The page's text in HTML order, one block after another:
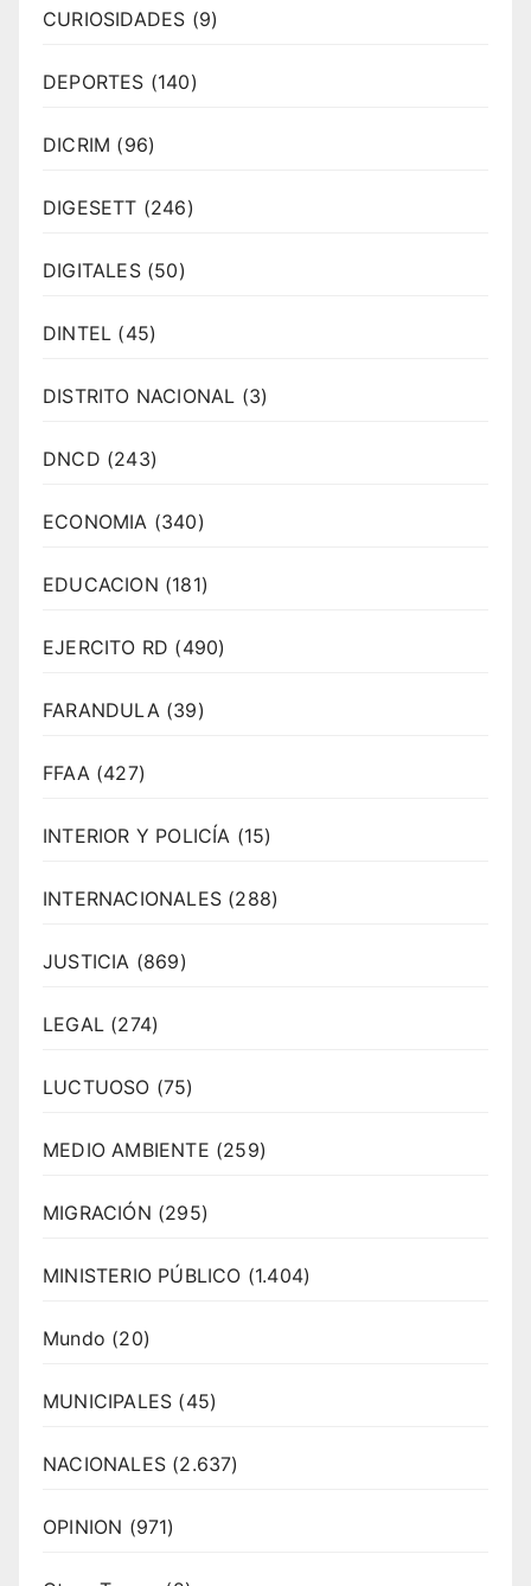
CURIOSIDADES (9)
DEPORTES (140)
DICRIM (96)
DIGESETT (246)
DIGITALES(50)
DINTEL (45)
DISTRITO NACIONAL (3)
DNCD (243)
ECONOMIA (340)
EDUCACION (181)
EJERCITO RD (490)
FARANDULA (39)
FFAA (427)
INTERIOR Y POLICÍA (15)
INTERNACIONALES (288)
JUSTICIA (869)
LEGAL (274)
LUCTUOSO (75)
MEDIO AMBIENTE (259)
MIGRACIÓN (295)
MINISTERIO PÚBLICO (1.404)
Mundo (20)
MUNICIPALES (45)
NACIONALES (2.637)
OPINION (971)